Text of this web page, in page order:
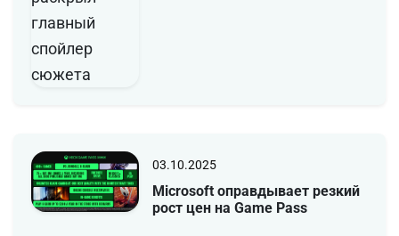
03.10.2025
Microsoft оправдывает резкий
рост цен на Game Pass